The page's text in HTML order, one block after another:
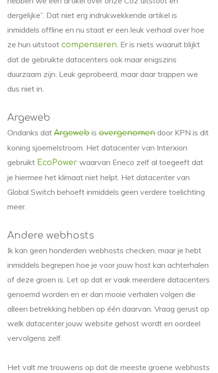
dergelijke”. Dat niet erg indrukwekkende artikel is
inmiddels offline en nu staat er een leuk verhaal over hoe
ze hun uitstoot compenseren. Er is niets waaruit blijkt
dat de gebruikte datacenters ook maar enigszins
duurzaam zijn. Leuk geprobeerd, maar daar trappen we
dus niet in.
Argeweb
Ondanks dat Argeweb is overgenomen door KPN is dit
koning sjoemelstroom. Het datacenter van Interxion
gebruikt EcoPower waarvan Eneco zelf al toegeeft dat
je hiermee het klimaat niet helpt. Het datacenter van
Global Switch behoeft inmiddels geen verdere toelichting
meer.
Andere webhosts
Ik kan geen honderden webhosts checken, maar je hebt
inmiddels begrepen hoe je voor jouw host kan achterhalen
of deze groen is. Let op dat er vaak meerdere datacenters
genoemd worden en er dan mooie verhalen volgen die
alleen betrekking hebben op één daarvan. Vraag gerust op
welk datacenter jouw website gehost wordt en oordeel
vervolgens zelf.
Het valt me trouwens op dat de meeste groene webhosts